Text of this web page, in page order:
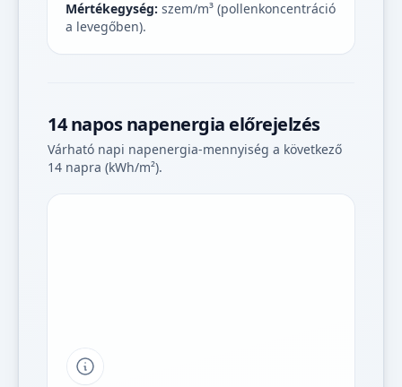
Mértékegység: szem/m³ (pollenkoncentráció
a levegőben).
14 napos napenergia előrejelzés
Várható napi napenergia-mennyiség a következő
14 napra (kWh/m²).
Tipp a grafikon jelmagyarázatához